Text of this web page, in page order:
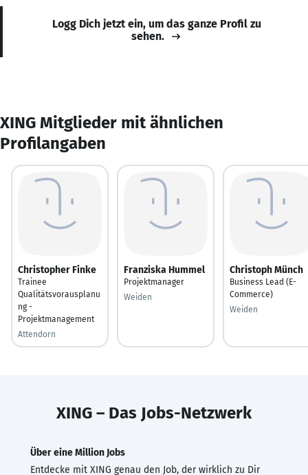
Logg Dich jetzt ein, um das ganze Profil zu
sehen.
XING Mitglieder mit ähnlichen
Profilangaben
Christopher Finke
Trainee
Qualitätsvorausplanu
ng -
Projektmanagement
Attendorn
Franziska Hummel
Projektmanager
Weiden
Christoph Münch
Business Lead (E-
Commerce)
Weiden
XING – Das Jobs-Netzwerk
Über eine Million Jobs
Entdecke mit XING genau den Job, der wirklich zu Dir